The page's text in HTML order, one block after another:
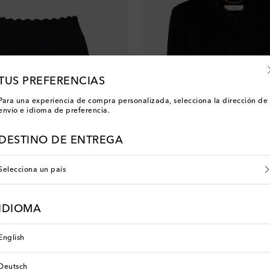
PREFERENCIAS
Para una experiencia de compra personalizada, selecciona la dirección de
e idioma de preferencia.
DESTINO DE ENTREGA
un país
IDIOMA
English
Deutsch